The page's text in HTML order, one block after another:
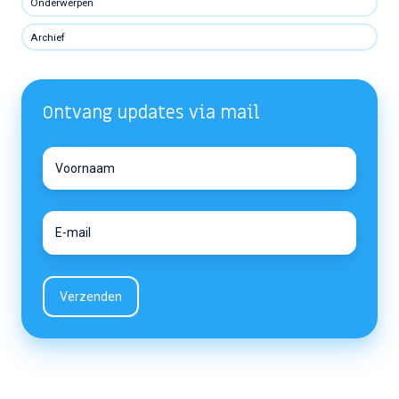
Onderwerpen
Archief
Ontvang updates via mail
Voornaam
Voornaam
E-
mail*
E-
mail